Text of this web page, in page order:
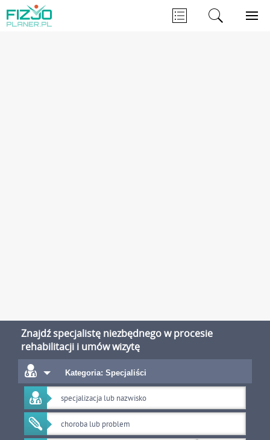
Znajdź specjalistę niezbędnego w procesie
rehabilitacji i umów wizytę
Kategoria: Specjaliści